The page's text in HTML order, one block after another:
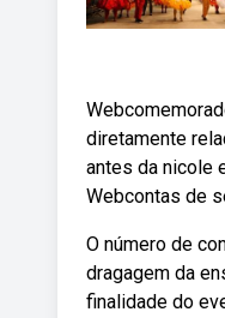
diretamente
antes da nicole
Webcontas de
O número de
dragagem da
finalidade do